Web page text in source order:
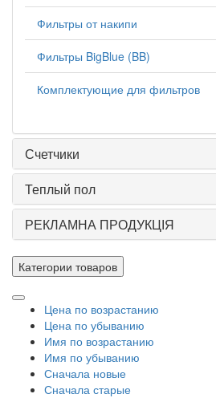
Фильтры от накипи
Фильтры BigBlue (BB)
Комплектующие для фильтров
Счетчики
Теплый пол
РЕКЛАМНА ПРОДУКЦІЯ
Категории товаров
Цена по возрастанию
Цена по убыванию
Имя по возрастанию
Имя по убыванию
Сначала новые
Сначала старые